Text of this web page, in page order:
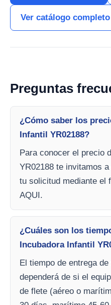
Ver catálogo completo
Preguntas
¿Cómo saber los
Infantil YR02188?
Para conocer el precio
YR02188 te invitamos
tu solicitud mediante el
AQUI.
¿Cuáles son los
Incubadora Infantil
El tiempo de entrega
dependerá de si el
de flete (aéreo o